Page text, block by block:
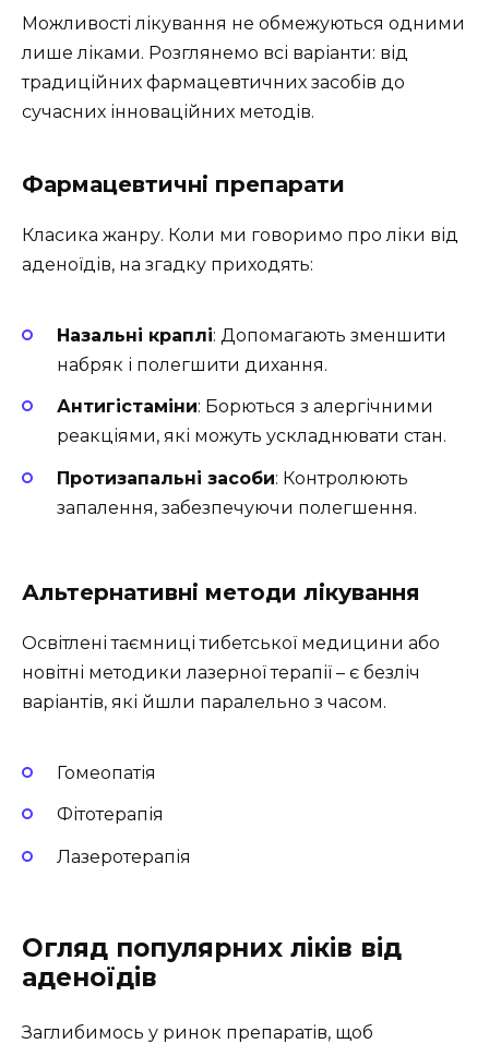
Можливості лікування не обмежуються одними
лише ліками. Розглянемо всі варіанти: від
традиційних фармацевтичних засобів до
сучасних інноваційних методів.
Фармацевтичні препарати
Класика жанру. Коли ми говоримо про ліки від
аденоїдів, на згадку приходять:
Назальні краплі: Допомагають зменшити
набряк і полегшити дихання.
Антигістаміни: Борються з алергічними
реакціями, які можуть ускладнювати стан.
Протизапальні засоби: Контролюють
запалення, забезпечуючи полегшення.
Альтернативні методи лікування
Освітлені таємниці тибетської медицини або
новітні методики лазерної терапії – є безліч
варіантів, які йшли паралельно з часом.
Гомеопатія
Фітотерапія
Лазеротерапія
Огляд популярних ліків від
аденоїдів
Заглибимось у ринок препаратів, щоб